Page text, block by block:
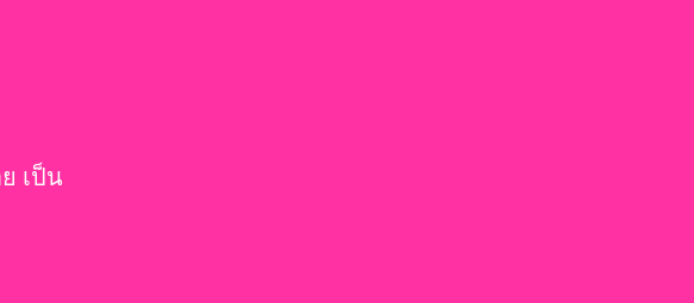
เป็น